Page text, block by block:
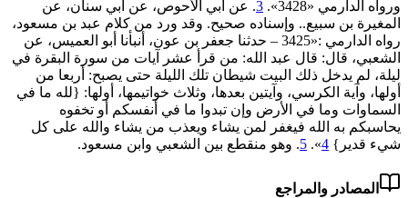
ورواه الدارمي «3428». 3. عن أبي الأحوص، عن أبي سنان، عن
المغيرة بن سبيع.. وإسناده صحيح. وقد ورد من كلام عبد بن مسعود،
رواه الدارمي :«3425 – حدثنا جعفر بن عون، أنبأنا أبو العميس، عن
الشعبي، قال: قال عبد الله: من قرأ عشر آيات من سورة البقرة في
ليلة، لم يدخل ذلك البيت شيطان تلك الليلة حتى يصبح: ‌أربعا ‌من
‌أولها، وآية الكرسي، وآيتين بعدها، وثلاث خواتيمها، أولها: {لله ما في
السماوات وما في الأرض وإن تبدوا ما في أنفسكم أو تخفوه
يحاسبكم به الله فيغفر لمن يشاء ويعذب من يشاء والله على كل
شيء قدير} 4
».
5. وهو منقطع بين الشعبي وابن مسعود.
المصادر والمراجع